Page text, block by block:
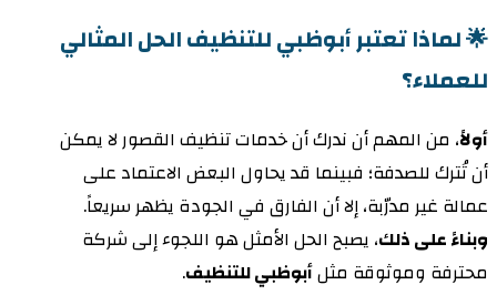
🌟 لماذا تعتبر أبوظبي للتنظيف الحل المثالي
للعملاء؟
أولاً، من المهم أن ندرك أن خدمات تنظيف القصور لا يمكن
أن تُترك للصدفة؛ فبينما قد يحاول البعض الاعتماد على
عمالة غير مدرّبة، إلا أن الفارق في الجودة يظهر سريعاً.
وبناءً على ذلك، يصبح الحل الأمثل هو اللجوء إلى شركة
محترفة وموثوقة مثلأبوظبي للتنظيف.